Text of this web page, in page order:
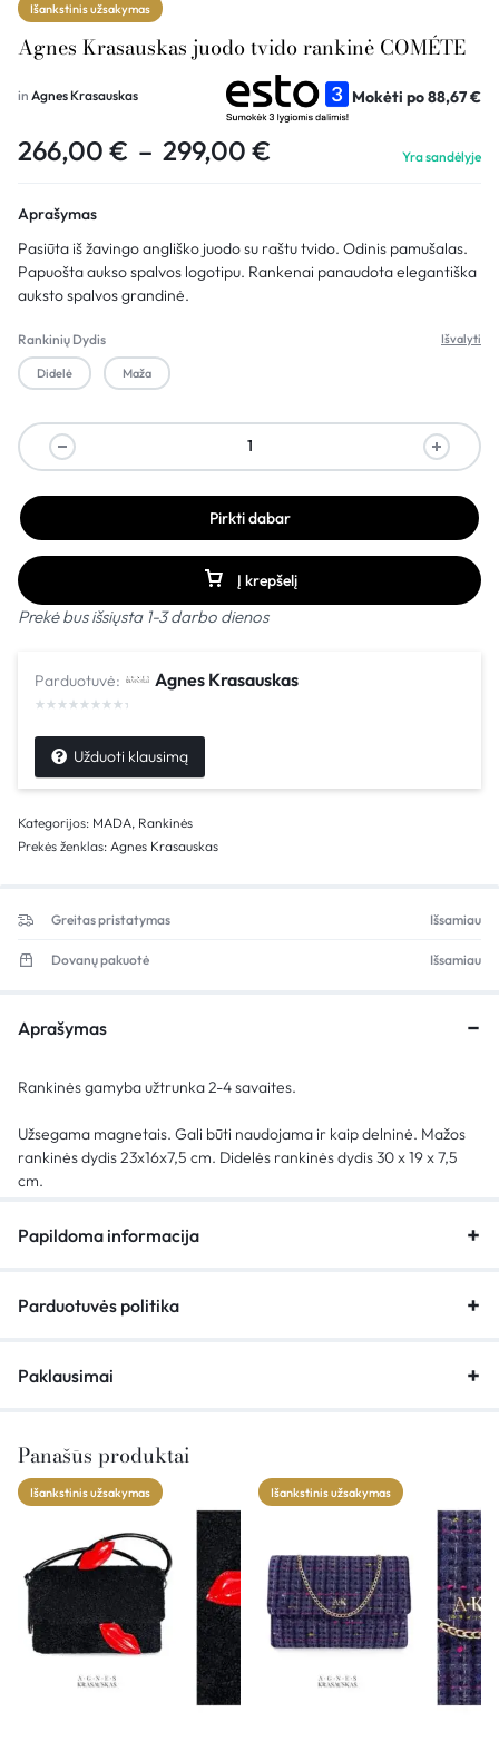
Išankstinis užsakymas
Agnes Krasauskas juodo tvido rankinė COMÉTE
in Agnes Krasauskas Mokėti po88,67€
266,00 € – 299,00 € Yra sandėlyje
Aprašymas
Pasiūta iš žavingo angliško juodo su raštu tvido. Odinis pamušalas.
Papuošta aukso spalvos logotipu. Rankenai panaudota elegantiška
auksto spalvos grandinė.
Rankinių Dydis
Didelė Maža
Išvalyti
Į krepšelį
Pirkti dabar
Prekė bus išsiųsta 1-3 darbo dienos
Parduotuvė: Agnes Krasauskas
Užduoti klausimą
Kategorijos: MADA, Rankinės
Prekės ženklas: Agnes Krasauskas
Greitas pristatymas Išsamiau
Dovanų pakuotė Išsamiau
Aprašymas
Rankinės gamyba užtrunka 2-4 savaites.
Užsegama magnetais. Gali būti naudojama ir kaip delninė. Mažos
rankinės dydis 23x16x7,5 cm. Didelės rankinės dydis 30 x 19 x 7,5
cm.
Papildoma informacija
Parduotuvės politika
Paklausimai
Panašūs produktai
Išankstinis užsakymas Išankstinis užsakymas